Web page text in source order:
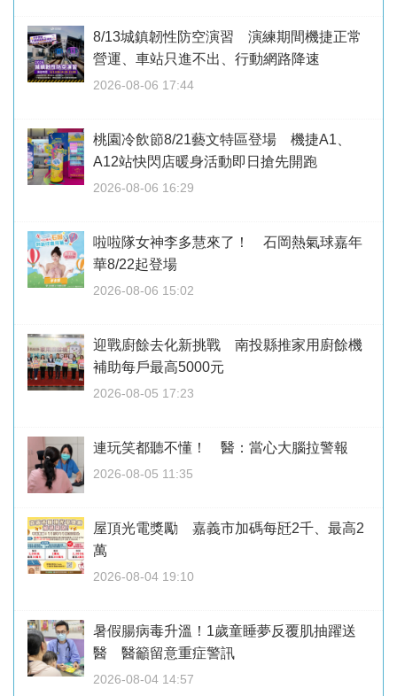
8/13城鎮韌性防空演習 演練期間機捷正常
營運、車站只進不出、行動網路降速
2026-08-06 17:44
桃園冷飲節8/21藝文特區登場 機捷A1、
A12站快閃店暖身活動即日搶先開跑
2026-08-06 16:29
啦啦隊女神李多慧來了！ 石岡熱氣球嘉年
華8/22起登場
2026-08-06 15:02
迎戰廚餘去化新挑戰 南投縣推家用廚餘機
補助每戶最高5000元
2026-08-05 17:23
連玩笑都聽不懂！ 醫：當心大腦拉警報
2026-08-05 11:35
屋頂光電獎勵 嘉義市加碼每瓩2千、最高2
萬
2026-08-04 19:10
暑假腸病毒升溫！1歲童睡夢反覆肌抽躍送
醫 醫籲留意重症警訊
2026-08-04 14:57